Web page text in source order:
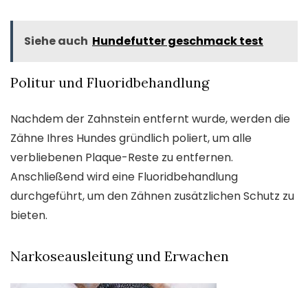
Siehe auch Hundefutter geschmack test
Politur und Fluoridbehandlung
Nachdem der Zahnstein entfernt wurde, werden die
Zähne Ihres Hundes gründlich poliert, um alle
verbliebenen Plaque-Reste zu entfernen.
Anschließend wird eine Fluoridbehandlung
durchgeführt, um den Zähnen zusätzlichen Schutz zu
bieten.
Narkoseausleitung und Erwachen